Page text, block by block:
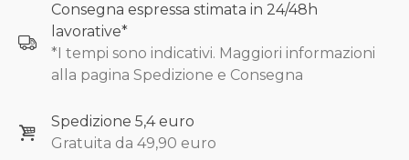
Consegna espressa stimata in 24/48h
lavorative*
*I tempi sono indicativi. Maggiori informazioni
alla pagina Spedizione e Consegna
Spedizione 5,4 euro
Gratuita da 49,90 euro